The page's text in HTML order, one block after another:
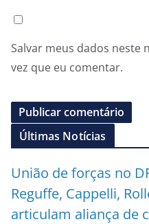
Salvar meus dados neste
vez que eu comentar.
Últimas Notícias
União de forças no
Reguffe, Cappelli,
articulam aliança de